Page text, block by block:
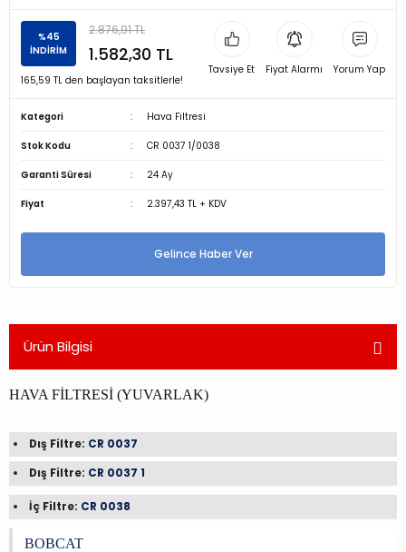
%45
İNDİRİM
2.876,91 TL
1.582,30 TL
165,59 TL den başlayan taksitlerle!
Tavsiye Et Fiyat Alarmı Yorum Yap
Kategori Hava Filtresi
Stok Kodu CR 0037 1/0038
Garanti Süresi 24 Ay
Fiyat 2.397,43 TL + KDV
Gelince Haber Ver
Ürün Bilgisi
HAVA FİLTRESİ (YUVARLAK)
Dış Filtre: CR 0037
Dış Filtre: CR 0037 1
İç Filtre: CR 0038
BOBCAT